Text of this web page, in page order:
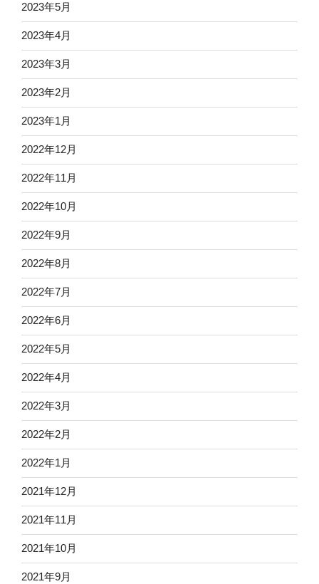
2023年5月
2023年4月
2023年3月
2023年2月
2023年1月
2022年12月
2022年11月
2022年10月
2022年9月
2022年8月
2022年7月
2022年6月
2022年5月
2022年4月
2022年3月
2022年2月
2022年1月
2021年12月
2021年11月
2021年10月
2021年9月